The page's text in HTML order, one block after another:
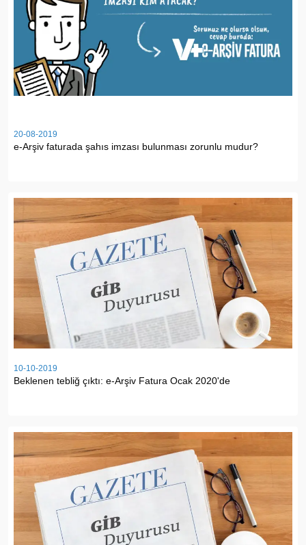
20-08-2019
e-Arşiv faturada şahıs imzası bulunması zorunlu mudur?
10-10-2019
Beklenen tebliğ çıktı: e-Arşiv Fatura Ocak 2020'de